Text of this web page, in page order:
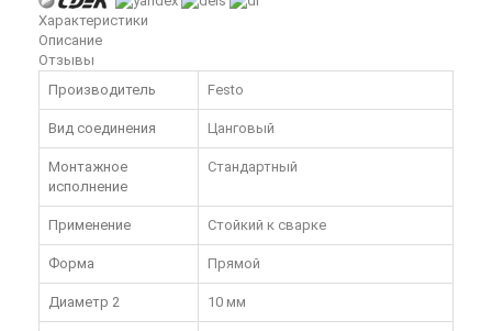
Характеристики
Описание
Отзывы
Производитель
Festo
Вид соединения Цанговый
Монтажное
исполнение
Стандартный
Применение Стойкий к сварке
Форма Прямой
Диаметр 2 10 мм